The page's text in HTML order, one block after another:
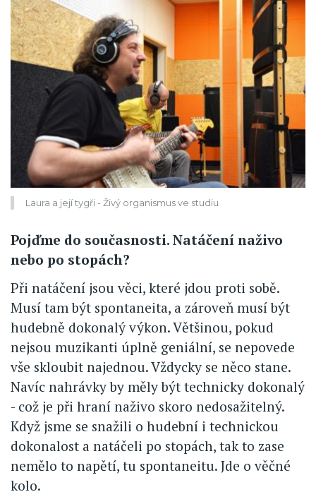
Laura a její tygři - Živý organismus ve studiu
Pojďme do současnosti. Natáčení naživo
nebo po stopách?
Při natáčení jsou věci, které jdou proti sobě.
Musí tam být spontaneita, a zároveň musí být
hudebně dokonalý výkon. Většinou, pokud
nejsou muzikanti úplně geniální, se nepovede
vše skloubit najednou. Vždycky se něco stane.
Navíc nahrávky by měly být technicky dokonalý
- což je při hraní naživo skoro nedosažitelný.
Když jsme se snažili o hudební i technickou
dokonalost a natáčeli po stopách, tak to zase
nemělo to napětí, tu spontaneitu. Jde o věčné
kolo.